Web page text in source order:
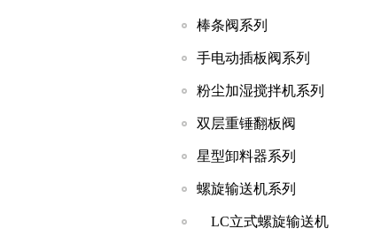
棒条阀系列
手电动插板阀系列
粉尘加湿搅拌机系列
双层重锤翻板阀
星型卸料器系列
螺旋输送机系列
LC立式螺旋输送机